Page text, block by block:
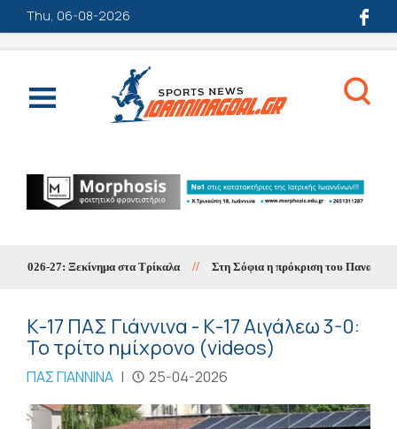
Thu, 06-08-2026
27: Ξεκίνημα στα Τρίκαλα // Στη Σόφια η πρόκριση του Παναθηναϊκού
Κ-17 ΠΑΣ Γιάννινα - Κ-17 Αιγάλεω 3-0:
Το τρίτο ημίχρονο (videos)
ΠΑΣ ΓΙΑΝΝΙΝΑ | 25-04-2026